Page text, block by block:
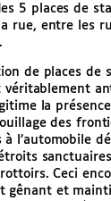
5 places de
rue, entre les
de places de
véritablement
la
des
à l’automobile
Ceci
gênant et